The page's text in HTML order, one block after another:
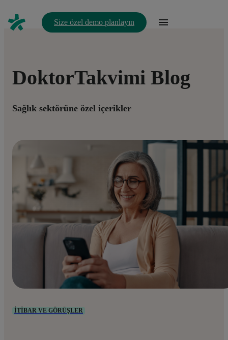
Size özel demo planlayın
DoktorTakvimi Blog
Sağlık sektörüne özel içerikler
İTIBAR VE GÖRÜŞLER